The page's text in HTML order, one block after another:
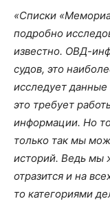
«Списки
подробно
известно. ОВД-
судов, это
исследует данные
это требует
информации. Но
только так мы
историй. Ведь мы
отразится и на
то категориями